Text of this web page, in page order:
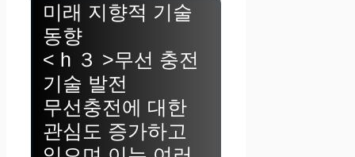
미래 지향적 기술
동향
< h ３ >무선 충전
기술 발전
무선충전에 대한
관심도 증가하고